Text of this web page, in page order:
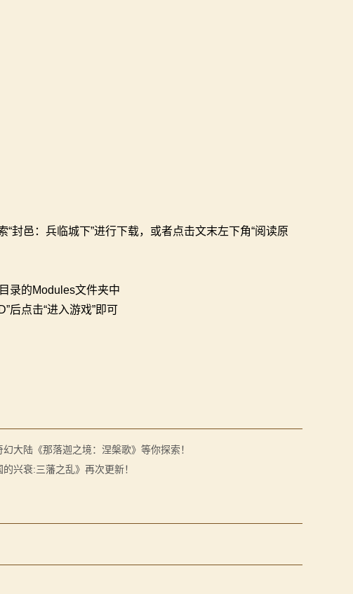
封邑：兵临城下”进行下载，或者点击文末左下角“阅读原
录的Modules文件夹中
后点击“进入游戏”即可
大陆《那落迦之境：涅槃歌》等你探索！
兴衰:三藩之乱》再次更新！